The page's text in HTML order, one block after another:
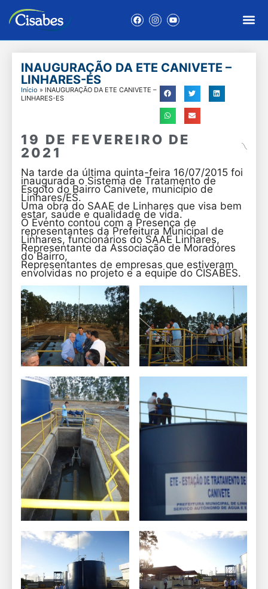
INAUGURAÇÃO DA ETE CANIVETE –
LINHARES-ES
Início » INAUGURAÇÃO DA ETE CANIVETE –
LINHARES-ES
19 DE FEVEREIRO DE
2021
Na tarde da última quinta-feira 16/07/2015 foi
inaugurada o Sistema de Tratamento de
Esgoto do Bairro Canivete, município de
Linhares/ES.
Uma obra do SAAE de Linhares que visa bem
estar, saúde e qualidade de vida.
O Evento contou com a Presença de
representantes da Prefeitura Municipal de
Linhares, funcionários do SAAE Linhares,
Representante da Associação de Moradores
do Bairro,
Representantes de empresas que estiveram
envolvidas no projeto e a equipe do CISABES.